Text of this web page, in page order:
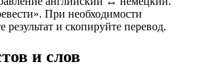
При необходимости
результат и скопируйте перевод.
и слов